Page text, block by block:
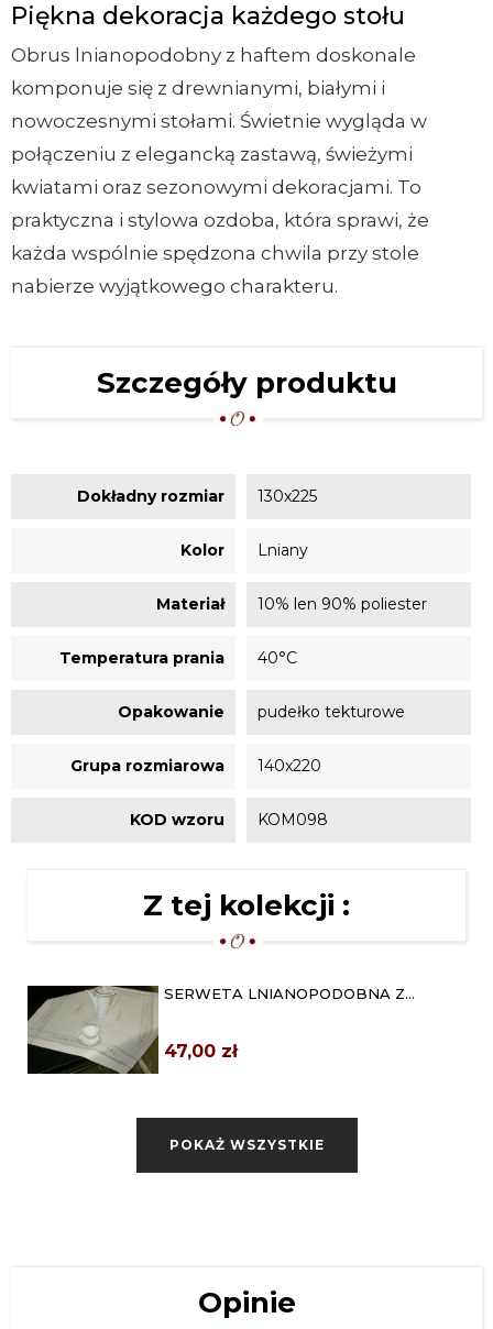
Piękna dekoracja każdego stołu
Obrus lnianopodobny z haftem doskonale
komponuje się z drewnianymi, białymi i
nowoczesnymi stołami. Świetnie wygląda w
połączeniu z elegancką zastawą, świeżymi
kwiatami oraz sezonowymi dekoracjami. To
praktyczna i stylowa ozdoba, która sprawi, że
każda wspólnie spędzona chwila przy stole
nabierze wyjątkowego charakteru.
Szczegóły produktu
Dokładny rozmiar 130x225
Kolor Lniany
Materiał 10% len 90% poliester
Temperatura prania 40°C
Opakowanie pudełko tekturowe
Grupa rozmiarowa 140x220
KOD wzoru KOM098
Z tej kolekcji :
SERWETA LNIANOPODOBNA Z
47,00 zł
79,00 zł
160X280
POKAŻ WSZYSTKIE
Opinie